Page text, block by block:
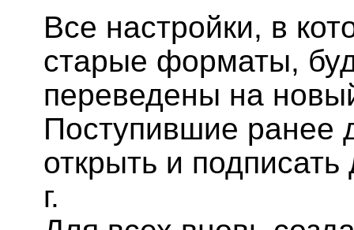
Все настройки, в
старые форматы,
переведены на
Поступившие ранее
открыть и
г.